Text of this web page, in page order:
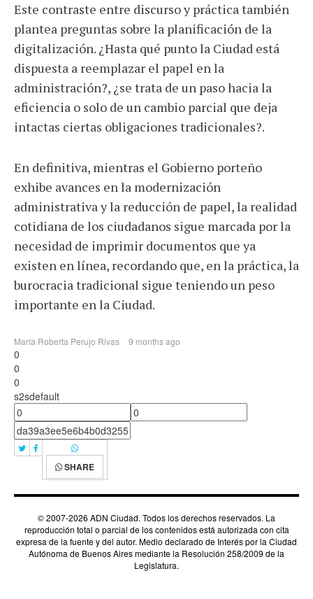
Este contraste entre discurso y práctica también
plantea preguntas sobre la planificación de la
digitalización. ¿Hasta qué punto la Ciudad está
dispuesta a reemplazar el papel en la
administración?, ¿se trata de un paso hacia la
eficiencia o solo de un cambio parcial que deja
intactas ciertas obligaciones tradicionales?.
En definitiva, mientras el Gobierno porteño
exhibe avances en la modernización
administrativa y la reducción de papel, la realidad
cotidiana de los ciudadanos sigue marcada por la
necesidad de imprimir documentos que ya
existen en línea, recordando que, en la práctica, la
burocracia tradicional sigue teniendo un peso
importante en la Ciudad.
María Roberta Perujo Rivas 9 months ago
0
0
0
s2sdefault
SHARE
© 2007-2026 ADN Ciudad. Todos los derechos reservados. La
reproducción total o parcial de los contenidos está autorizada con cita
expresa de la fuente y del autor. Medio declarado de Interés por la Ciudad
Autónoma de Buenos Aires mediante la Resolución 258/2009 de la
Legislatura.